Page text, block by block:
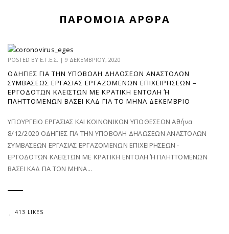
ΠΑΡΌΜΟΙΑ ΆΡΘΡΑ
POSTED BY Ε.Γ.Ε.Σ. | 9 ΔΕΚΕΜΒΡΊΟΥ, 2020
ΟΔΗΓΊΕΣ ΓΙΑ ΤΗΝ ΥΠΟΒΟΛΉ ΔΗΛΏΣΕΩΝ ΑΝΑΣΤΟΛΏΝ
ΣΥΜΒΆΣΕΩΣ ΕΡΓΑΣΊΑΣ ΕΡΓΑΖΟΜΈΝΩΝ ΕΠΙΧΕΙΡΉΣΕΩΝ –
ΕΡΓΟΔΟΤΏΝ ΚΛΕΙΣΤΏΝ ΜΕ ΚΡΑΤΙΚΉ ΕΝΤΟΛΉ Ή Π
ΛΗΤΤΌΜΕΝΩΝ ΒΆΣΕΙ ΚΑΔ ΓΙΑ ΤΟ ΜΉΝΑ ΔΕΚΈΜΒΡΙΟ
ΥΠΟΥΡΓΕΙΟ ΕΡΓΑΣΙΑΣ ΚΑΙ ΚΟΙΝΩΝΙΚΩΝ ΥΠΟΘΕΣΕΩΝ Αθήνα
8/12/2020 ΟΔΗΓΙΕΣ ΓΙΑ ΤΗΝ ΥΠΟΒΟΛΗ ΔΗΛΩΣΕΩΝ ΑΝΑΣΤΟΛΩΝ
ΣΥΜΒΑΣΕΩΝ ΕΡΓΑΣΙΑΣ ΕΡΓΑΖΟΜΕΝΩΝ ΕΠΙΧΕΙΡΗΣΕΩΝ -
ΕΡΓΟΔΟΤΩΝ ΚΛΕΙΣΤΩΝ ΜΕ ΚΡΑΤΙΚΗ ΕΝΤΟΛΗ Ή ΠΛΗΤΤΟΜΕΝΩΝ
ΒΑΣΕΙ ΚΑΔ ΓΙΑ ΤΟΝ ΜΗΝΑ...
413 LIKES